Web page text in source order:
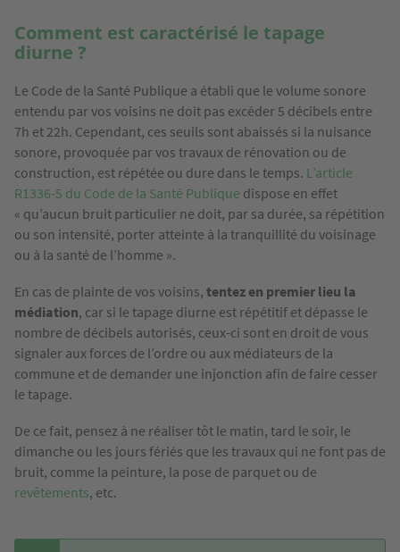
Comment est caractérisé le tapage
diurne ?
Le Code de la Santé Publique a établi que le volume sonore
entendu par vos voisins ne doit pas excéder 5 décibels entre
7h et 22h. Cependant, ces seuils sont abaissés si la nuisance
sonore, provoquée par vos travaux de rénovation ou de
construction, est répétée ou dure dans le temps. L’article
R1336-5 du Code de la Santé Publique dispose en effet
« qu’aucun bruit particulier ne doit, par sa durée, sa répétition
ou son intensité, porter atteinte à la tranquillité du voisinage
ou à la santé de l’homme ».
En cas de plainte de vos voisins, tentez en premier lieu la
médiation, car si le tapage diurne est répétitif et dépasse le
nombre de décibels autorisés, ceux-ci sont en droit de vous
signaler aux forces de l’ordre ou aux médiateurs de la
commune et de demander une injonction afin de faire cesser
le tapage.
De ce fait, pensez à ne réaliser tôt le matin, tard le soir, le
dimanche ou les jours fériés que les travaux qui ne font pas de
bruit, comme la peinture, la pose de parquet ou de
revêtements, etc.